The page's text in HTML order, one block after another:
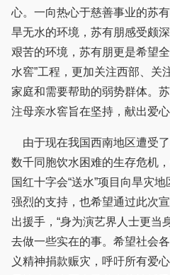
心。一向热心于慈善事业的苏
旱无水的环境，苏有朋感受颇
艰苦的环境，苏有朋更是希望
水窖”工程，更加关注西部、关
家庭和需要帮助的弱势群体。
注母亲水窖旨在坚持，献出爱心
由于现在我国西南地区遭受
数千同胞饮水困难的生存危机
国红十字会“送水”项目向旱灾
强烈的支持，也希望通过此次
出援手，“身为演艺界人士更当
去做一些实在的事。希望社会
义精神捐款赈灾，呼吁所有爱